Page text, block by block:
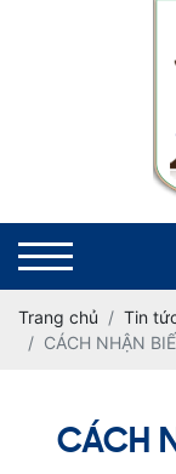
Trang chủ
Tin
CÁCH NHẬN
CÁCH